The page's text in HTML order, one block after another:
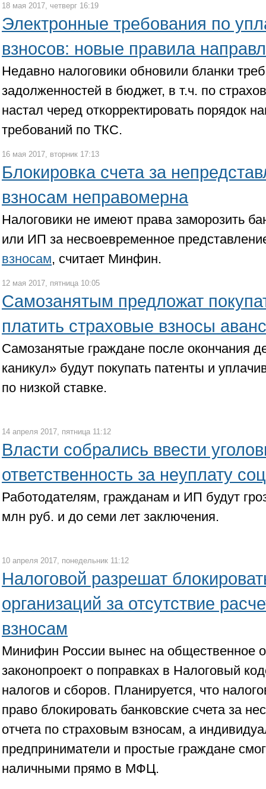
18 мая 2017, четверг 16:19
Электронные требования по
взносов: новые правила
Недавно налоговики обновили бланки
задолженностей в бюджет, в т.ч. по
настал черед откорректировать порядок
требований по ТКС.
16 мая 2017, вторник 17:13
Блокировка счета за
взносам неправомерна
Налоговики не имеют права заморозить
или ИП за несвоевременное
взносам, считает Минфин.
12 мая 2017, пятница 10:05
Самозанятым предложат
платить страховые взносы
Самозанятые граждане после окончания
каникул» будут покупать патенты и
по низкой ставке.
14 апреля 2017, пятница 11:12
Власти собрались ввести
ответственность за неуплату
Работодателям, гражданам и ИП будут
млн руб. и до семи лет заключения.
10 апреля 2017, понедельник 11:12
Налоговой разрешат
организаций за отсутствие
взносам
Минифин России вынес на общественное
законопроект о поправках в Налоговый
налогов и сборов. Планируется, что
право блокировать банковские счета за
отчета по страховым взносам, а
предприниматели и простые граждане
наличными прямо в МФЦ.